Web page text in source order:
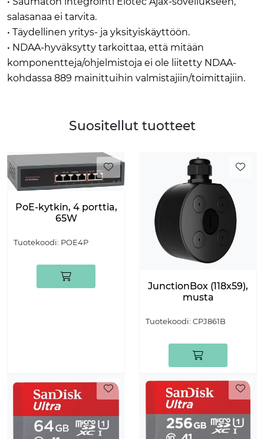
salasanaa ei tarvita.
• Täydellinen yritys- ja yksityiskäyttöön.
• NDAA-hyväksytty tarkoittaa, että mitään
komponentteja/ohjelmistoja ei ole liitetty NDAA-
kohdassa 889 mainittuihin valmistajiin/toimittajiin.
Suositellut tuotteet
PoE-kytkin, 4 porttia,
65W
Tuotekoodi: POE4P
JunctionBox (118x59),
musta
Tuotekoodi: CPJ861B